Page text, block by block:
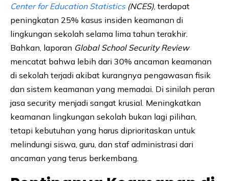
Center for Education Statistics(NCES) , terdapat
peningkatan 25% kasus insiden keamanan di
lingkungan sekolah selama lima tahun terakhir.
Bahkan, laporan Global School Security Review
mencatat bahwa lebih dari 30% ancaman keamanan
di sekolah terjadi akibat kurangnya pengawasan fisik
dan sistem keamanan yang memadai. Di sinilah peran
jasa security menjadi sangat krusial. Meningkatkan
keamanan lingkungan sekolah bukan lagi pilihan,
tetapi kebutuhan yang harus diprioritaskan untuk
melindungi siswa, guru, dan staf administrasi dari
ancaman yang terus berkembang.